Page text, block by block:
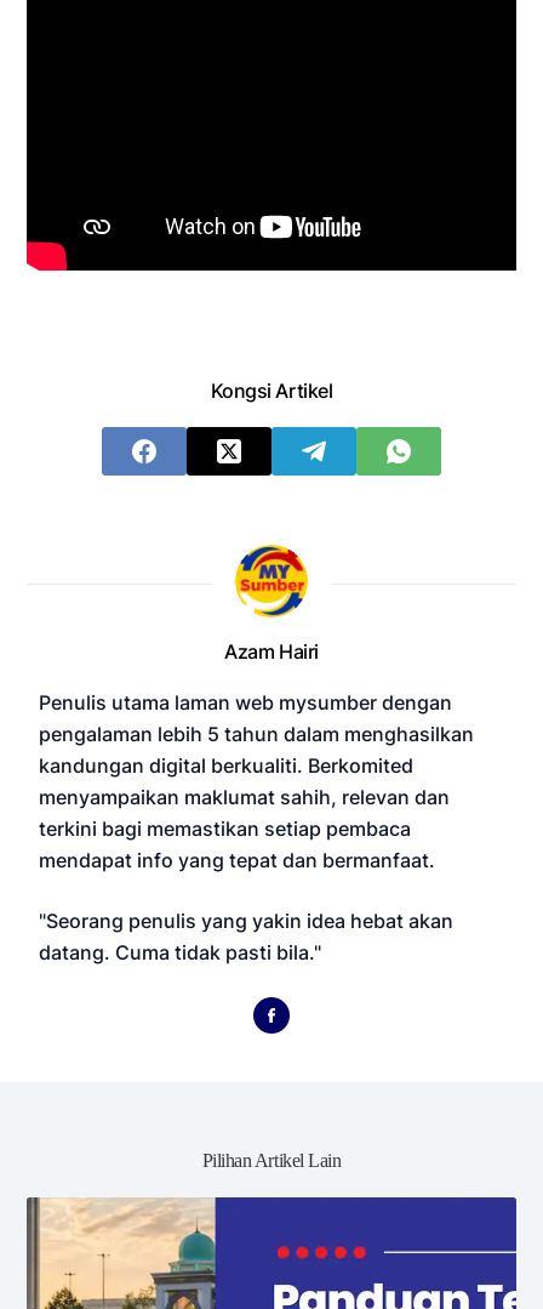
Kongsi Artikel
Azam Hairi
Penulis utama laman web mysumber dengan
pengalaman lebih 5 tahun dalam menghasilkan
kandungan digital berkualiti. Berkomited
menyampaikan maklumat sahih, relevan dan
terkini bagi memastikan setiap pembaca
mendapat info yang tepat dan bermanfaat.
"Seorang penulis yang yakin idea hebat akan
datang. Cuma tidak pasti bila."
Pilihan Artikel Lain